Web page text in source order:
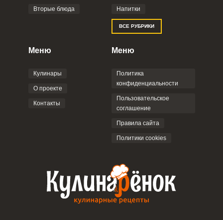
Вторые блюда Напитки
ВСЕ РУБРИКИ
Меню
Кулинары
О проекте
Контакты
Меню
Политика
конфиденциальности
Пользовательское
соглашение
Правила сайта
Политики cookies